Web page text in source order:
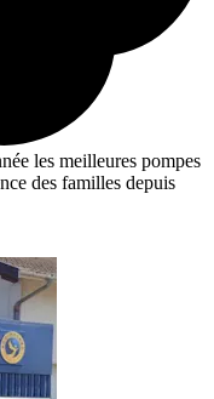
les meilleures pompes
des familles depuis